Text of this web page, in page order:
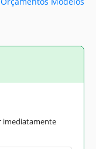
imediatamente